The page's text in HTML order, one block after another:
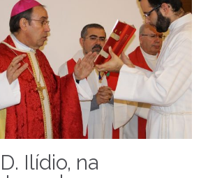
D. Ilídio, na